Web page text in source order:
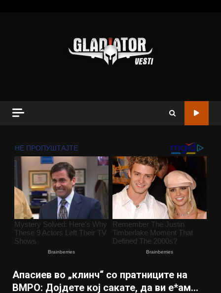
Апасиев во „клинч“ со пратниците на
ВМРО: Дојдете кој сакате, да ви е*ам…